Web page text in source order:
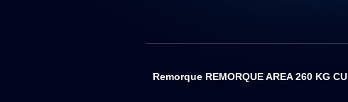
Remorque REMORQUE AREA 260 KG CU